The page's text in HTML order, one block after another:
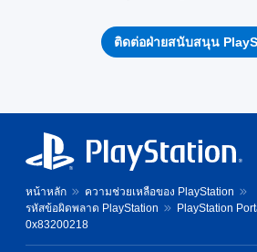
ติดต่อฝ่ายสนับสนุน
หน้าหลัก
ความช่วยเหลือของ PlayStation
รหัสข้อผิดพลาด PlayStation
PlayStation
0x83200218